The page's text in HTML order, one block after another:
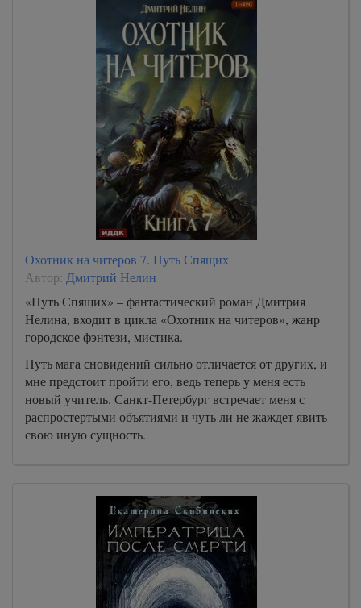
Охотник на читеров 7. Путь Спящих
Автор: Дмитрий Нелин
«Путь Спящих» – фантастический роман Дмитрия
Нелина, входит в цикла «Охотник на читеров», жанр
городское фэнтези, мистика.
Путь мага сновидений сильно отличается от других, и
мне предстоит пройти его, ведь теперь у меня есть
новый учитель. Санкт-Петербург встречает меня с
распростертыми объятиями и чуть ли не жаждет явить
свою иную сущность.